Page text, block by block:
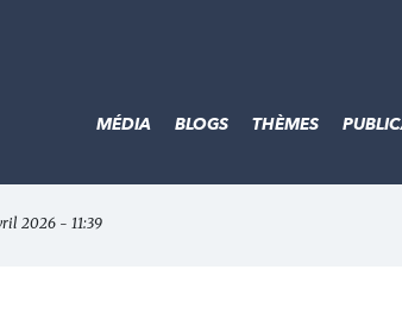
MÉDIA BLOGS THÈMES
2026 - 11:39